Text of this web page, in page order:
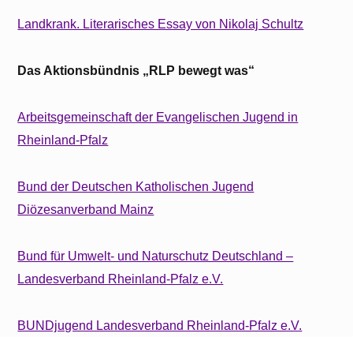
Landkrank. Literarisches Essay von Nikolaj Schultz
Das Aktionsbündnis „RLP bewegt was“
Arbeitsgemeinschaft der Evangelischen Jugend in
Rheinland-Pfalz
Bund der Deutschen Katholischen Jugend
Diözesanverband Mainz
Bund für Umwelt- und Naturschutz Deutschland –
Landesverband Rheinland-Pfalz e.V.
BUNDjugend Landesverband Rheinland-Pfalz e.V.